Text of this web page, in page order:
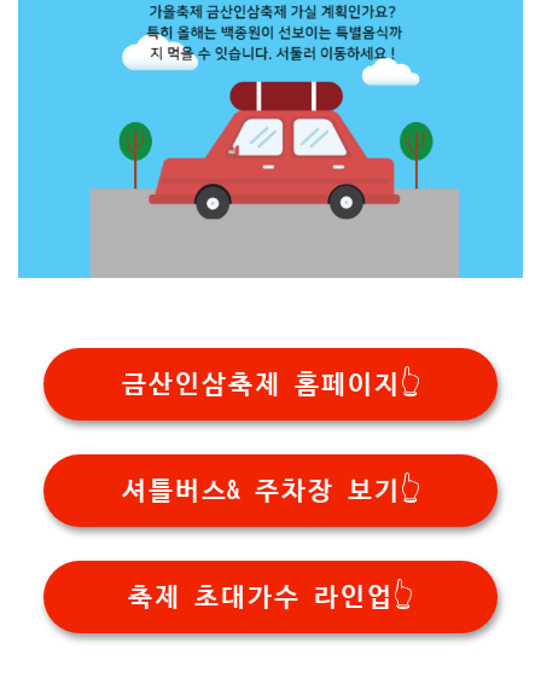
금산인삼축제 홈페이지👆
셔틀버스& 주차장 보기👆
축제 초대가수 라인업👆